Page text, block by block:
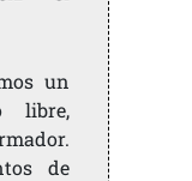
un
libre,
de